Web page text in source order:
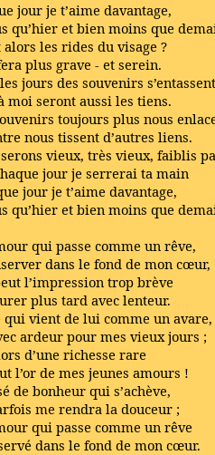
jour je t’aime davantage,
qu’hier et bien moins que
les rides du visage ?
plus grave - et serein.
jours des souvenirs
moi seront aussi les tiens.
toujours plus nous
nous tissent d’autres liens.
serons vieux, très vieux, faiblis
jour je serrerai ta main
jour je t’aime davantage,
qu’hier et bien moins que
qui passe comme un rêve,
dans le fond de mon cœur,
l’impression trop brève
plus tard avec lenteur.
qui vient de lui comme un avare,
ardeur pour mes vieux jours ;
d’une richesse rare
l’or de mes jeunes amours !
de bonheur qui s’achève,
me rendra la douceur ;
qui passe comme un rêve
dans le fond de mon cœur.